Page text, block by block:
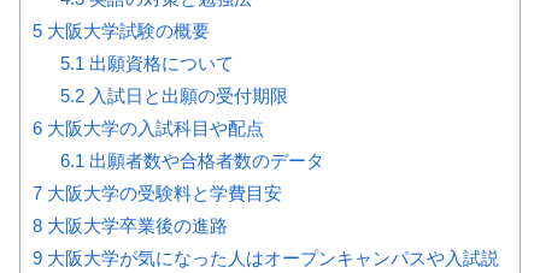
5 大阪大学試験の概要
5.1 出願資格について
5.2入試日と出願の受付期限
6 大阪大学の入試科目や配点
6.1 出願者数や合格者数のデータ
7 大阪大学の受験料と学費目安
8 大阪大学卒業後の進路
9 大阪大学が気になった人はオープンキャンパスや入試説